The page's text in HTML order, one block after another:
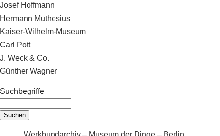
Josef Hoffmann
Hermann Muthesius
Kaiser-Wilhelm-Museum
Carl Pott
J. Weck & Co.
Günther Wagner
Suchbegriffe
Werkbundarchiv – Museum der Dinge – Berlin